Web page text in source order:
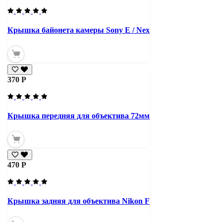
Крышка байонета камеры Sony E / Nex
370 Р
Крышка передняя для объектива 72мм
470 Р
Крышка задняя для объектива Nikon F